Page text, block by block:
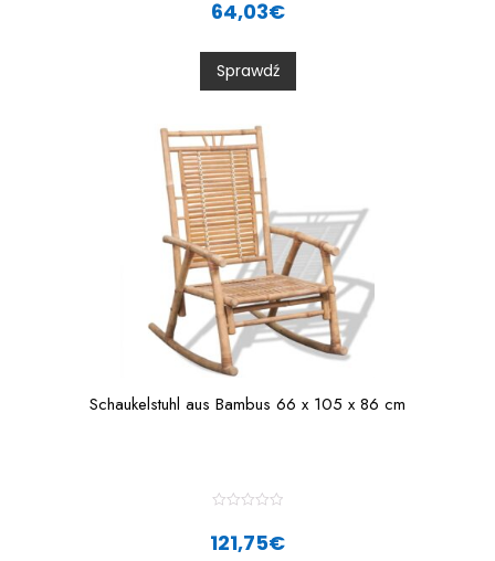
t
0
o
u
t
5
64,03€
Sprawdź
Schaukelstuhl aus Bambus 66 x 105 x 86 cm
121,75€